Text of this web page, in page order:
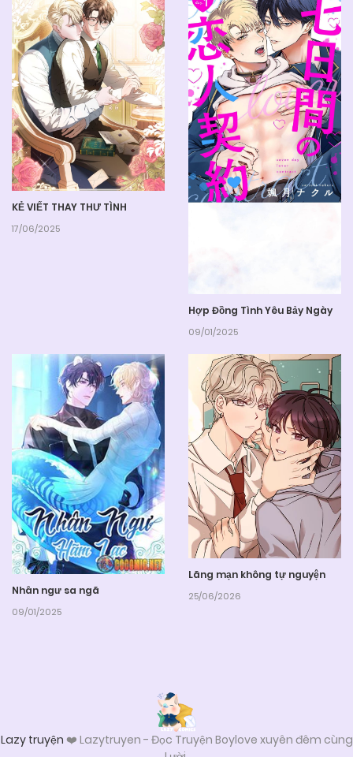
KẺ VIẾT THAY THƯ TÌNH
17/06/2025
Hợp Đồng Tình Yêu Bảy Ngày
09/01/2025
Nhân ngư sa ngã
09/01/2025
Lãng mạn không tự nguyện
25/06/2026
Lazy truyện ❤️ Lazytruyen - Đọc Truyện Boylove xuyên đêm cùng